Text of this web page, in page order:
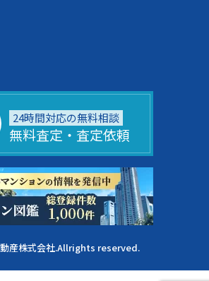
24時間対応の無料相談
無料査定・査定依頼
産株式会社.Allrights reserved.